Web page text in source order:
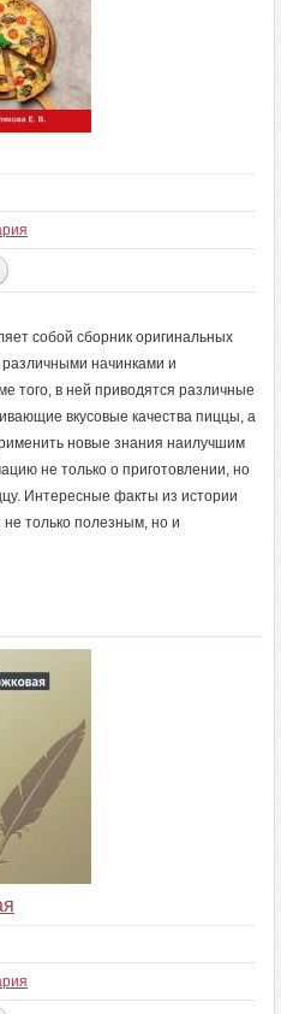
собой сборник оригинальных
начинками и
того, в ней приводятся различные
вкусовые качества пиццы, а
новые знания наилучшим
не только о приготовлении, но
Интересные факты из истории
только полезным, но и